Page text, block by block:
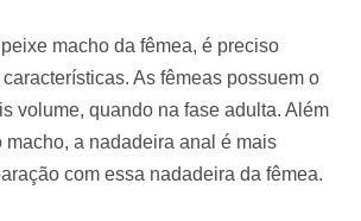
macho da fêmea, é preciso
As fêmeas possuem o
volume, quando na fase adulta. Além
macho, a nadadeira anal é mais
com essa nadadeira da fêmea.